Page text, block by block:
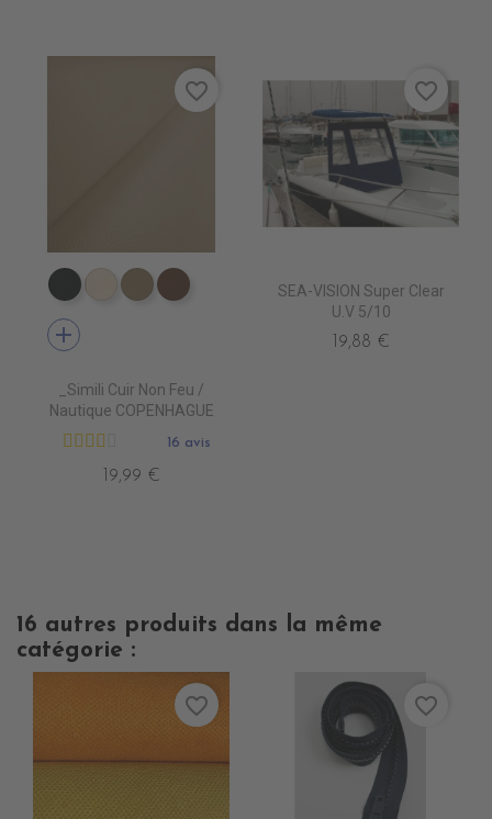
EN7005 VERT ANGLAIS
EN7001 CREME
EN7002 BEIGE
EN7003 BRUN
add
_Simili Cuir Non Feu /
Nautique COPENHAGUE
16 avis
19,99 €
favorite_border
SEA-VISION Super Clear
U.V 5/10
19,88 €
favorite_border
16 autres produits dans la même
catégorie :
favorite_border favorite_border